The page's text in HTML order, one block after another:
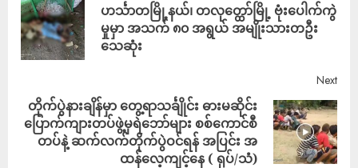
ဟင်္သာတမြို့နယ်၊ တလုတ္ထော်မြို့ ဗုံးပေါက်ကွဲ
မှုမှာ အသက် ၈၀ အရွယ် အမျိုးသားတဦး
သေဆုံး
Next
တိုက်ပွဲနားချိန်မှာ တွေ့ရာသင်္ချိုင်း ဓားမဆိုင်း
ပြောက်ကျားတပ်ဖွဲ့မှရဲဘော်များ စစ်ကောင်စီ
တပ်နဲ့ ဆက်လက်တိုက်ပွဲဝင်ရန် အပြင်း အ
ထန်လေ့ကျင့်နေ ( ရုပ်/သံ)